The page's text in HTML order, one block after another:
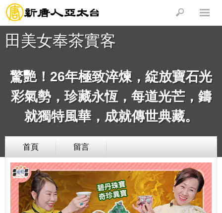
田美女奉茶實客
驚艷！26年極致淬煉，綻放寶石光
彩氣勢，珍藏永恆，每道光芒，鑄
就獨特風華，成就傳世典藏。
首頁 留言